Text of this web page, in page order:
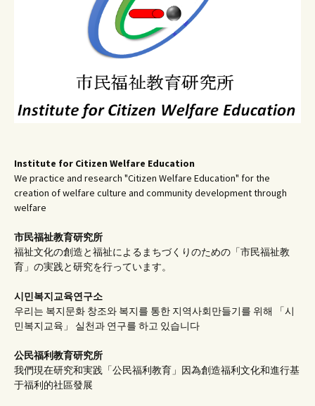
Institute for Citizen Welfare Education
We practice and research "Citizen Welfare Education" for the
creation of welfare culture and community development through
welfare
市民福祉教育研究所
福祉文化の創造と福祉によるまちづくりのための「市民福祉教
育」の実践と研究を行っています。
시민복지교육연구소
우리는 복지문화 창조와 복지를 통한 지역사회만들기를 위해 「시
민복지교육」 실천과 연구를 하고 있습니다
公民福利教育研究所
我們現在研究和実践「公民福利教育」因為創造福利文化和進行基
于福利的社區發展